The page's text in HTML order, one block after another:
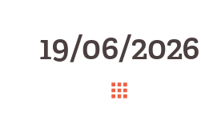
19/06/2026